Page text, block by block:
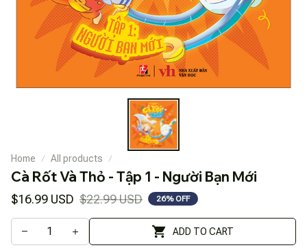
Home All products
Cà Rốt Và Thỏ - Tập 1 - Người Bạn Mới
$16.99 USD $22.99 USD 26% OFF
ADD TO CART